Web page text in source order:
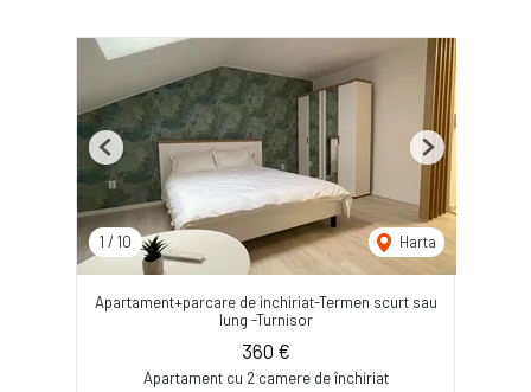
1 / 10 Harta
Previous Next
Apartament+parcare de inchiriat-Termen scurt sau
lung -Turnisor
360 €
Apartament cu 2 camere de închiriat